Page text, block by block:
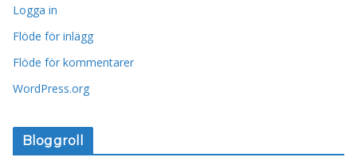
Logga in
Flöde för inlägg
Flöde för kommentarer
WordPress.org
Bloggroll